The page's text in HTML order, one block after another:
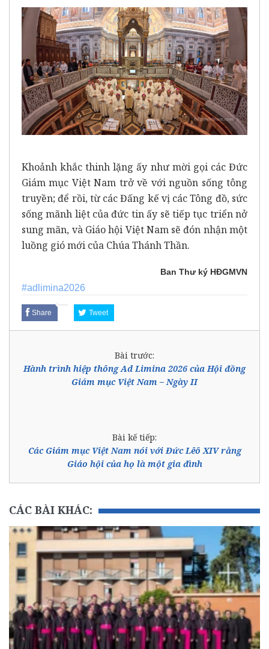
Khoảnh khắc thinh lặng ấy như mời gọi các Đức
Giám mục Việt Nam trở về với nguồn sống tông
truyền; để rồi, từ các Đấng kế vị các Tông đồ, sức
sống mãnh liệt của đức tin ấy sẽ tiếp tục triển nở
sung mãn, và Giáo hội Việt Nam sẽ đón nhận một
luồng gió mới của Chúa Thánh Thần.
Ban Thư ký HĐGMVN
#adlimina2026
Share Tweet
Bài trước:
Hành trình hiệp thông Ad Limina 2026 của Hội đồng
Giám mục Việt Nam – Ngày II
Bài kế tiếp:
Các Giám mục Việt Nam nói với Đức Lêô XIV rằng
Giáo hội của họ là một gia đình
CÁC BÀI KHÁC: